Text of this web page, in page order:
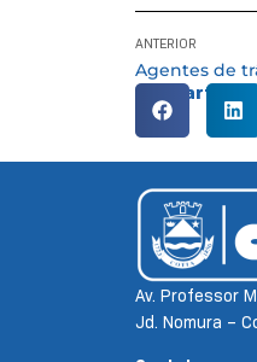
ANTERIOR
Compartilhe
Av. Professor
Jd. Nomura –